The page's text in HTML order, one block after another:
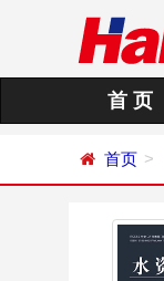
首 页
首页